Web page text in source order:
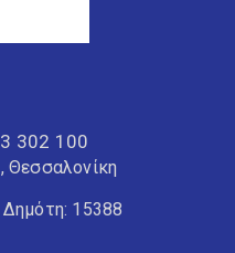
302 100
Θεσσαλονίκη
15388